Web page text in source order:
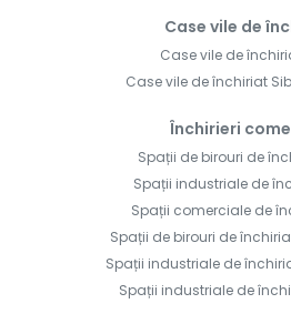
Case vile de
Case vile de
Case vile de închiriat
Închirieri
Spații de birouri de
Spații industriale de
Spații comerciale de
Spații de birouri de
Spații industriale de
Spații industriale de